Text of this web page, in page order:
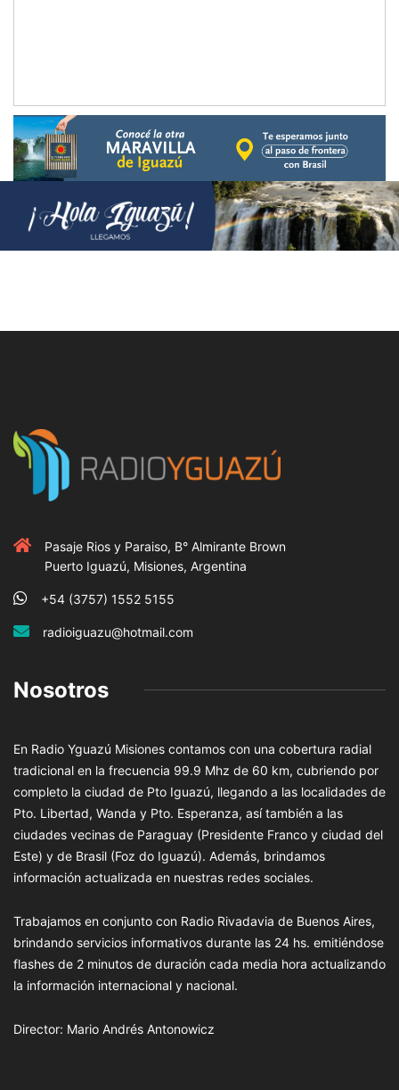
Pasaje Rios y Paraiso, B° Almirante Brown
Puerto Iguazú, Misiones, Argentina
+54 (3757) 1552 5155
radioiguazu@hotmail.com
Nosotros
En Radio Yguazú Misiones contamos con una cobertura radial
tradicional en la frecuencia 99.9 Mhz de 60 km, cubriendo por
completo la ciudad de Pto Iguazú, llegando a las localidades de
Pto. Libertad, Wanda y Pto. Esperanza, así también a las
ciudades vecinas de Paraguay (Presidente Franco y ciudad del
Este) y de Brasil (Foz do Iguazú). Además, brindamos
información actualizada en nuestras redes sociales.
Trabajamos en conjunto con Radio Rivadavia de Buenos Aires,
brindando servicios informativos durante las 24 hs. emitiéndose
flashes de 2 minutos de duración cada media hora actualizando
la información internacional y nacional.
Director: Mario Andrés Antonowicz